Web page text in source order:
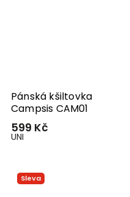
Pánská kšiltovka
Campsis CAM01
599 Kč
UNI
Sleva